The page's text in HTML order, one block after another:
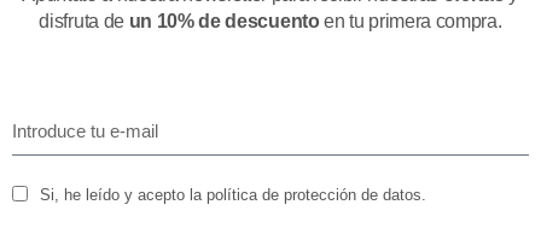
disfruta de un 10% de descuentoen tu primera compra.
Si, he leído y acepto la política de protección de datos.